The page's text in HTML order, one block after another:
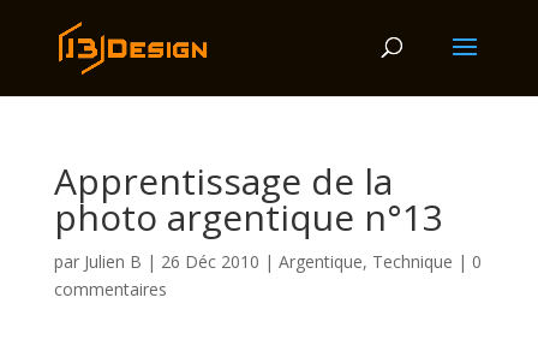
Apprentissage de la
photo argentique n°13
par Julien B | 26 Déc 2010 | Argentique, Technique | 0
commentaires